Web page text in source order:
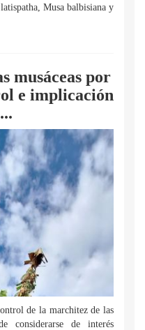
Musa balbisiana y
musáceas por
e implicación
de la marchitez de las
considerarse de interés